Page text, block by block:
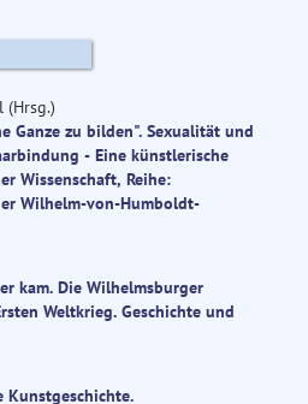
(Hrsg.)
Ganze zu bilden". Sexualität und
- Eine künstlerische
Wissenschaft, Reihe:
Wilhelm-von-Humboldt-
kam. Die Wilhelmsburger
Weltkrieg. Geschichte und
Kunstgeschichte.